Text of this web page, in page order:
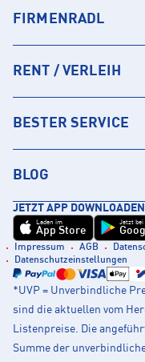
FIRMENRADL
RENT / VERLEIH
BESTER SERVICE
BLOG
JETZT APP
Laden im
App Store
Jetzt bei
Impressum AGB
Datenschutzeinstellungen
*UVP = Unverbindliche
sind die aktuellen vom
Listenpreise. Die
Summe der